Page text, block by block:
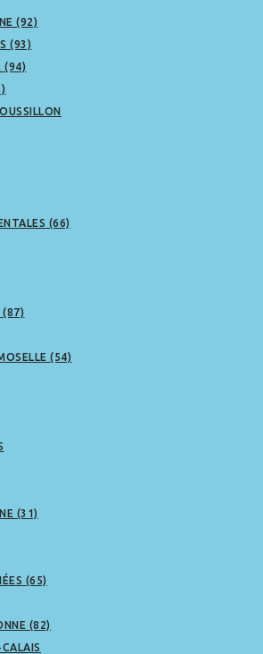
(92)
(93)
(94)
(66)
(87)
(54)
(31)
(65)
(82)